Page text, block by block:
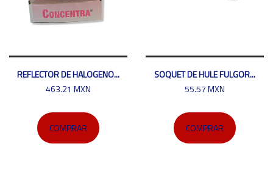
REFLECTOR DE HALOGENO...
463.21 MXN
COMPRAR
SOQUET DE HULE FULGOR...
55.57 MXN
COMPRAR